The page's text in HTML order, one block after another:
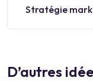
Stratégie
D’autres